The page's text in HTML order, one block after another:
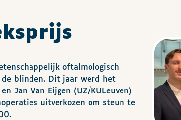
oftalmologisch
de blinden. Dit jaar werd het
Jan Van Eijgen (UZ/KULeuven)
uitverkozen om steun te